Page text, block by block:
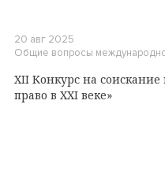
20 авг 2025
Общие вопросы
XII Конкурс на
право в XXI веке»